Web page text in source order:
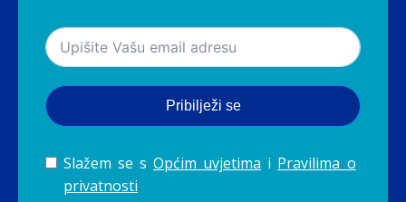
Pribilježi se
Slažem se s Općim uvjetima i Pravilima o
privatnosti